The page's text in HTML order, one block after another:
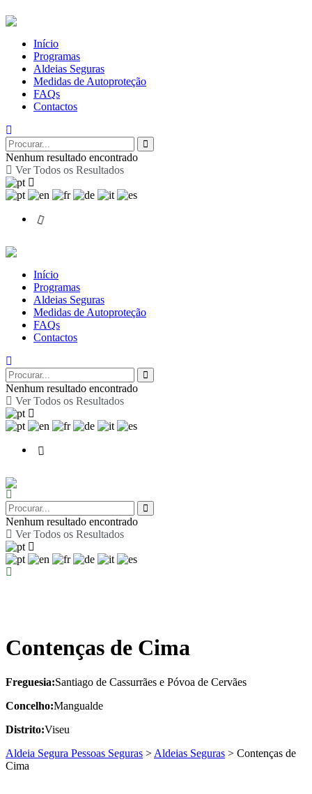
Início
Programas
Aldeias Seguras
Medidas de Autoproteção
FAQs
Contactos
Nenhum resultado encontrado
Ver Todos os Resultados
Início
Programas
Aldeias Seguras
Medidas de Autoproteção
FAQs
Contactos
Nenhum resultado encontrado
Ver Todos os Resultados
Nenhum resultado encontrado
Ver Todos os Resultados
Contenças de Cima
Freguesia:Santiago de Cassurrães e Póvoa de Cervães
Concelho:Mangualde
Distrito:Viseu
Aldeia Segura Pessoas Seguras > Aldeias Seguras > Contenças de
Cima